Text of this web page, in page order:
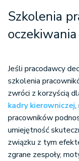
Szkolenia
Jeśli pracodawcy
szkolenia
zwróci z korzyścią
kadry kierowniczej,
pracowników
umiejętność
związku z tym
zgrane zespoły,